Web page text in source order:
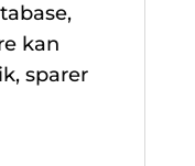
kan
sparer